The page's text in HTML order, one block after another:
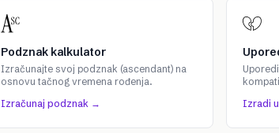
Podznak kalkulator
Izračunajte svoj podznak (ascendant) na
osnovu tačnog vremena rođenja.
Izračunaj podznak →
Izradi